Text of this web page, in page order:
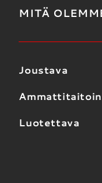
MITÄ
Joustava
Luotettava